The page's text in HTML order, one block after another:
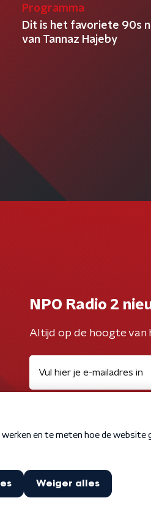
Programma
Dit is het favoriete 90s
van Tannaz Hajeby
NPO Radio 2
Altijd op de hoogte van